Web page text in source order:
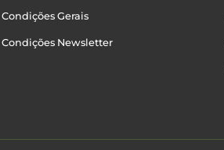
Condições Gerais
Condições Newsletter